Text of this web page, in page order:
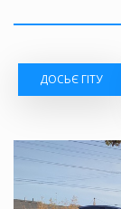
ДОСЬЄ ГІТУ